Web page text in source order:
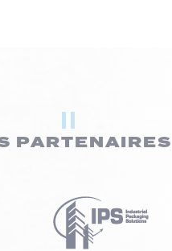
PARTENAIRES